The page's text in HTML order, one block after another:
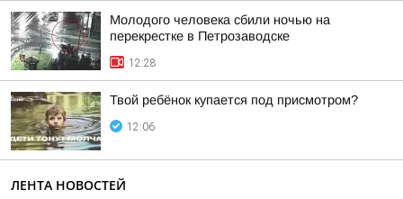
Молодого человека сбили ночью на
перекрестке в Петрозаводске
12:28
Твой ребёнок купается под присмотром?
12:06
ЛЕНТА НОВОСТЕЙ